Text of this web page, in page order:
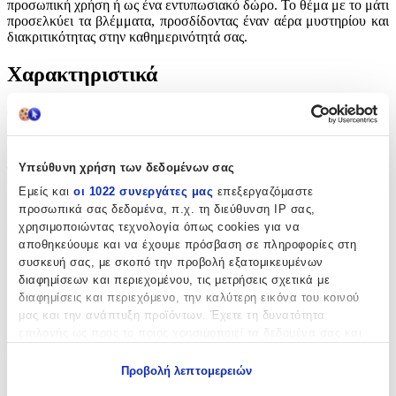
Υπεύθυνη χρήση των δεδομένων σας
Εμείς και οι 1022 συνεργάτες μας επεξεργαζόμαστε
προσωπικά σας δεδομένα, π.χ. τη διεύθυνση IP σας,
χρησιμοποιώντας τεχνολογία όπως cookies για να
αποθηκεύουμε και να έχουμε πρόσβαση σε πληροφορίες στη
συσκευή σας, με σκοπό την προβολή εξατομικευμένων
διαφημίσεων και περιεχομένου, τις μετρήσεις σχετικά με
διαφημίσεις και περιεχόμενο, την καλύτερη εικόνα του κοινού
μας και την ανάπτυξη προϊόντων. Έχετε τη δυνατότητα
Προβολή λεπτομερειών
προσωπική χρήση ή ως ένα εντυπωσιακό δώρο. Το θέμα με το μάτι
προσελκύει τα βλέμματα, προσδίδοντας έναν αέρα μυστηρίου και
διακριτικότητας στην καθημερινότητά σας.
Χαρακτηριστικά
Θέμα:
Τύπος:
Μπρελόκ
Υλικό:
Μεταλλικό
με Led:
Όχι